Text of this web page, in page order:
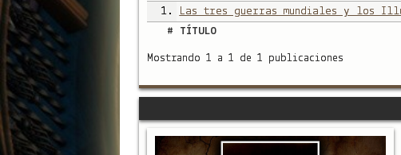
1. Las tres guerras mundiales y los
#
TÍTULO
Mostrando 1 a 1 de 1 publicaciones